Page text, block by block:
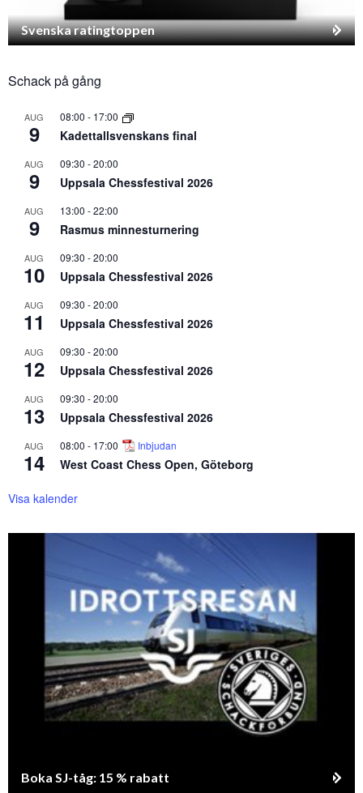
Svenska ratingtoppen
Schack på gång
AUG
9
08:00 - 17:00
Kadettallsvenskans final
AUG
9
09:30 -20:00
Uppsala Chessfestival 2026
AUG
9
13:00 -22:00
Rasmus minnesturnering
AUG
10
09:30 -20:00
Uppsala Chessfestival 2026
AUG
11
09:30 -20:00
Uppsala Chessfestival 2026
AUG
12
09:30 -20:00
Uppsala Chessfestival 2026
AUG
13
09:30 -20:00
Uppsala Chessfestival 2026
AUG
14
08:00 - 17:00 Inbjudan
West Coast Chess Open, Göteborg
Visa kalender
Boka SJ-tåg: 15 % rabatt